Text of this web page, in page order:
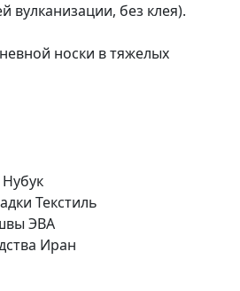
вулканизации, без клея).
носки в тяжелых
Нубук
Текстиль
ЭВА
Иран